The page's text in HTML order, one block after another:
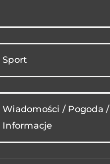
Sport
Wiadomości / Pogoda /
Informacje